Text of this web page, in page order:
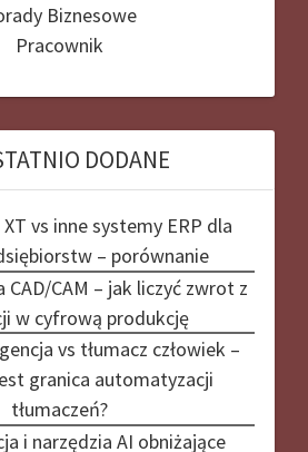
Biznesowe
Pracownik
DODANE
vs inne systemy ERP dla
– porównanie
CAD/CAM – jak liczyć zwrot z
w cyfrową produkcję
vs tłumacz człowiek –
granica automatyzacji
tłumaczeń?
i narzędzia AI obniżające